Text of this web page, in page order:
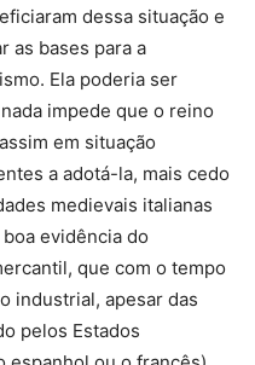
dessa situação e
as bases para a
Ela poderia ser
impede que o reino
em situação
a adotá-la, mais cedo
medievais italianas
evidência do
que com o tempo
industrial, apesar das
pelos Estados